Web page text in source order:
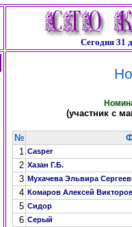
Сегодня 31
(участник с
№
1 Casper
2 Хазан Г.Б.
3
Мухачева Эльвира
4
Комаров Алексей
5 Сидор
6 Серый